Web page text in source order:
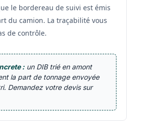
le bordereau de suivi est émis
du camion. La traçabilité vous
de contrôle.
:un DIB trié en amont
la part de tonnage envoyée
Demandez votre devis sur